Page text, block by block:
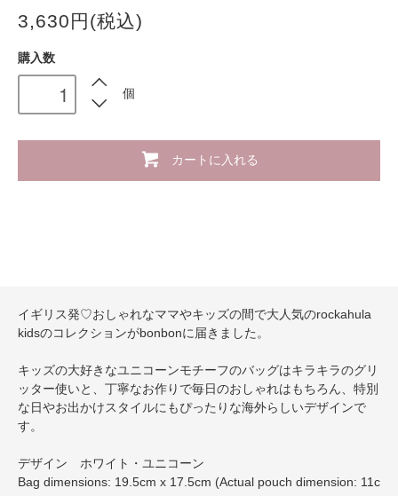
3,630円(税込)
購入数
個
カートに入れる
イギリス発♡おしゃれなママやキッズの間で大人気のrockahula
kidsのコレクションがbonbonに届きました。
キッズの大好きなユニコーンモチーフのバッグはキラキラのグリ
ッター使いと、丁寧なお作りで毎日のおしゃれはもちろん、特別
な日やお出かけスタイルにもぴったりな海外らしいデザインで
す。
デザイン ホワイト・ユニコーン
Bag dimensions: 19.5cm x 17.5cm (Actual pouch dimension: 11c